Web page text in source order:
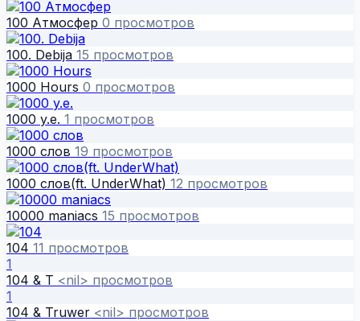
100 Атмосфер 0 просмотров
100. Debija 15 просмотров
1000 Hours 0 просмотров
1000 y.e. 1 просмотров
1000 слов 19 просмотров
1000 слов(ft. UnderWhat) 12 просмотров
10000 maniacs 15 просмотров
104 11 просмотров
1
104 & T <nil> просмотров
1
104 & Truwer <nil> просмотров